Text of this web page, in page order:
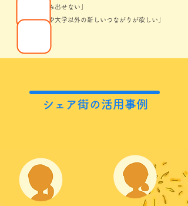
なか踏み出せない」
「会社や大学以外の新しいつながりが欲しい」
シェア街の活用事例